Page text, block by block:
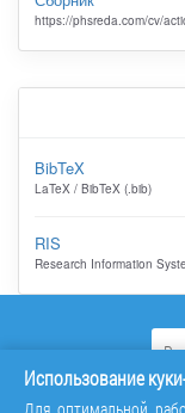
https://phsreda.com/cv/
BibTeX
LaTeX / BibTeX (.bib)
RIS
Research Information
Использование